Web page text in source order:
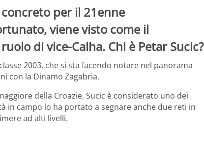
per il 21enne
viene visto come il
di vice-Calha. Chi è Petar Sucic?
2003, che si sta facendo notare nel panorama
con la Dinamo Zagabria.
della Croazie, Sucic è considerato uno dei
in campo lo ha portato a segnare anche due reti in
ad alti livelli.